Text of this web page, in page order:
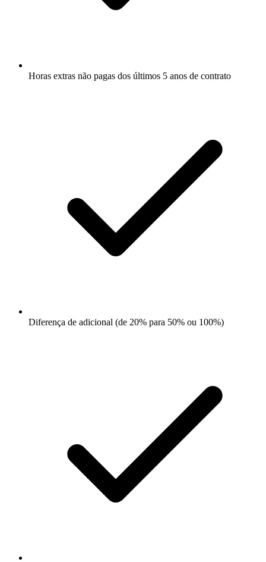
Horas extras não pagas dos últimos 5 anos de contrato
Diferença de adicional (de 20% para 50% ou 100%)